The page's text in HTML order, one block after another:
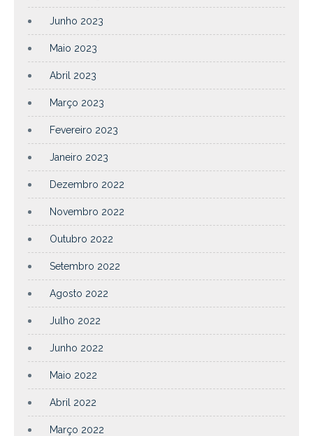
Junho 2023
Maio 2023
Abril 2023
Março 2023
Fevereiro 2023
Janeiro 2023
Dezembro 2022
Novembro 2022
Outubro 2022
Setembro 2022
Agosto 2022
Julho 2022
Junho 2022
Maio 2022
Abril 2022
Março 2022